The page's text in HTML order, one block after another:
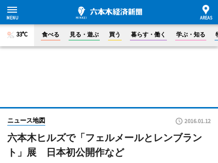
33°C 食べる 見る・遊ぶ 買う 暮らす・働く 学ぶ・知る
ニュース地図 2016.01.12
六本木ヒルズで「フェルメールとレンブラン
ト」展 日本初公開作など